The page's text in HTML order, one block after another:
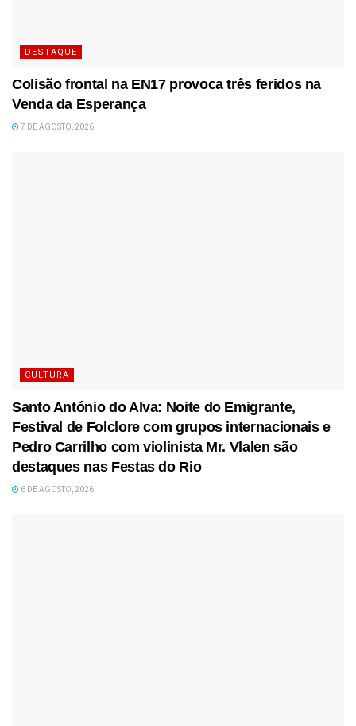
DESTAQUE
Colisão frontal na EN17 provoca três feridos na
Venda da Esperança
7 DE AGOSTO, 2026
CULTURA
Santo António do Alva: Noite do Emigrante,
Festival de Folclore com grupos internacionais e
Pedro Carrilho com violinista Mr. Vlalen são
destaques nas Festas do Rio
6 DE AGOSTO, 2026